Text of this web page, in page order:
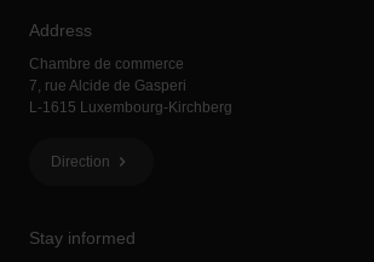
Stay informed
Address
Chambre de commerce
7, rue Alcide de Gasperi
L-1615 Luxembourg-Kirchberg
Direction